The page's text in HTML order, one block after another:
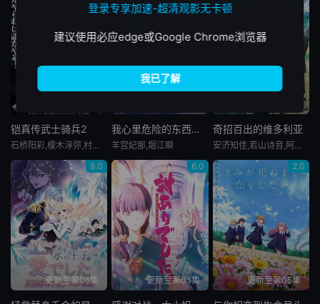
铠真传武士骑兵2
石桥阳彩,榎木淳弥,村濑步,武内骏辅,熊谷健太郎,增田俊树,木下纱华,Lynn,下野纮,草尾毅,野岛裕史,置鲇龙太郎,佐佐木望,西村朋纮,小西克幸,佐藤拓也,鸟海浩辅,寺岛拓笃,杉田智和,天崎滉平,铃村健一,泽城千春,竹内良太,远藤大智,熊谷俊辉,坂本真绫,子安武人,前野智昭,远藤绫,白熊宽嗣
我心里危险的东西剧场版
羊宫妃那,堀江瞬
奇招百出的维多利亚
安济知佳,若山诗音,阿座上洋平,小野大辅,潘惠美,古川慎,逢坂良太,小野贤章,野岛健儿,秋保佐永子,家中宏
8.0
更新至第05集
6.0
更新至第05集
2.0
更新至第05集
登录专享加速-超清观影无卡顿
建议使用必应edge或Google Chrome浏览器